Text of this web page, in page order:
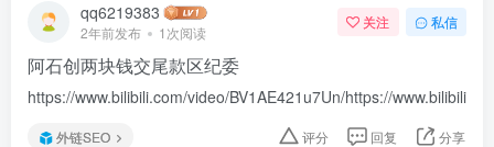
qq6219383
2年前发布 1次阅读
关注 私信
阿石创两块钱交尾款区纪委
https://www.bilibili.com/video/BV1AE421u7Un/https://
外链SEO 评分 回复 分享